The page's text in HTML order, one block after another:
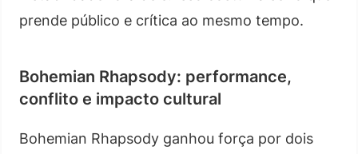
prende público e crítica ao mesmo tempo.
Bohemian Rhapsody: performance,
conflito e impacto cultural
Bohemian Rhapsody ganhou força por dois